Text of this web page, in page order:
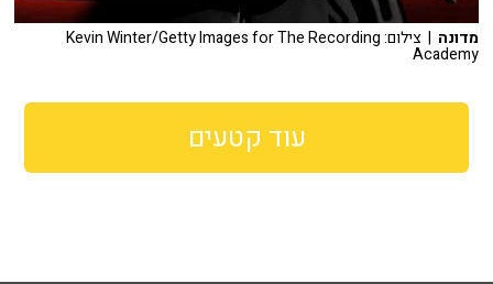
מדונה | צילום: Kevin Winter/Getty Images for The Recording
Academy
עוד קטעים